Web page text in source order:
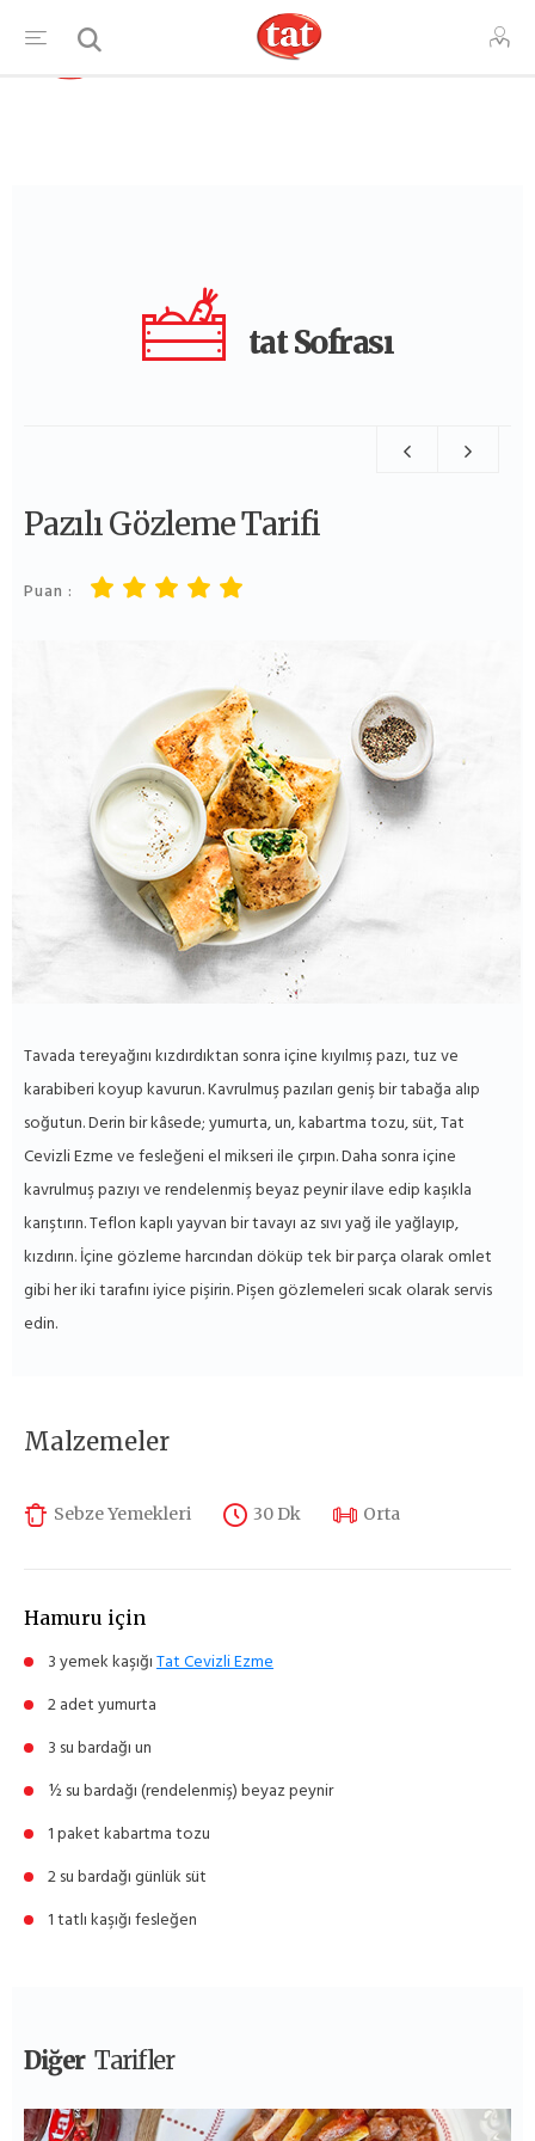
tat Sofrası
Pazılı Gözleme Tarifi
Puan :
Tavada tereyağını kızdırdıktan sonra içine kıyılmış pazı, tuz ve
karabiberi koyup kavurun. Kavrulmuş pazıları geniş bir tabağa alıp
soğutun. Derin bir kâsede; yumurta, un, kabartma tozu, süt, Tat
Cevizli Ezme ve fesleğeni el mikseri ile çırpın. Daha sonra içine
kavrulmuş pazıyı ve rendelenmiş beyaz peynir ilave edip kaşıkla
karıştırın. Teflon kaplı yayvan bir tavayı az sıvı yağ ile yağlayıp,
kızdırın. İçine gözleme harcından döküp tek bir parça olarak omlet
gibi her iki tarafını iyice pişirin. Pişen gözlemeleri sıcak olarak servis
edin.
Malzemeler
Sebze Yemekleri 30 Dk Orta
Hamuru için
3 yemek kaşığıTat Cevizli Ezme
2 adet yumurta
3 su bardağı un
½ su bardağı (rendelenmiş) beyaz peynir
1 paket kabartma tozu
2 su bardağı günlük süt
1 tatlı kaşığı fesleğen
Diğer Tarifler